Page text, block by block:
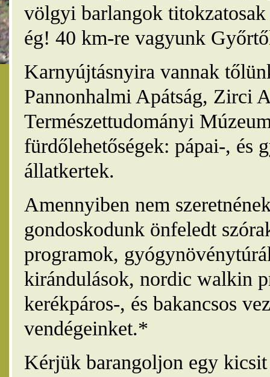
völgyi barlangok
ég! 40 km-re vagyunk
Karnyújtásnyira vannak
Pannonhalmi Apátság, Zirci
Természettudományi
fürdőlehetőségek: pápai-, és
állatkertek.
Amennyiben nem
gondoskodunk önfeledt
programok,
kirándulások, nordic walkin
kerékpáros-, és bakancsos
vendégeinket.*
Kérjük barangoljon egy